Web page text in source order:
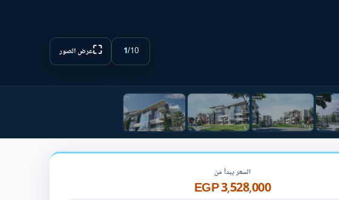
1/10
⛶عرض الصور
السعر يبدأ من
3,528,000 EGP